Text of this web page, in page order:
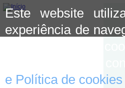
Este website
experiência de
e Política de cookies